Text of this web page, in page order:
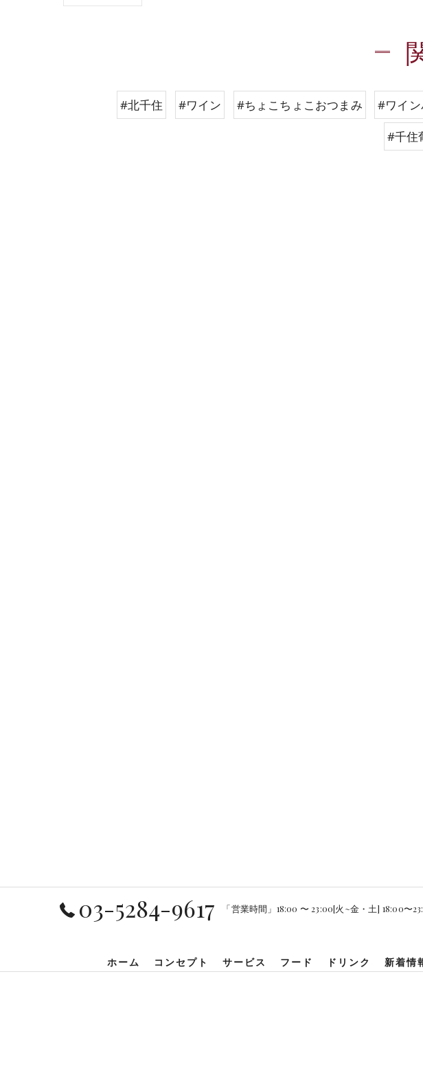
#北千住 #ワイン #ちょこちょこおつまみ #ワイン
#千住
03-5284-9617 「営業時間」18:00 〜 23:00[火~金・土] 18:00〜
ホーム コンセプト サービス フード ドリンク 新着情